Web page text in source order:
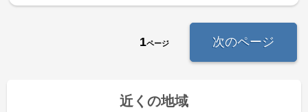
1ページ 次のページ
近くの地域